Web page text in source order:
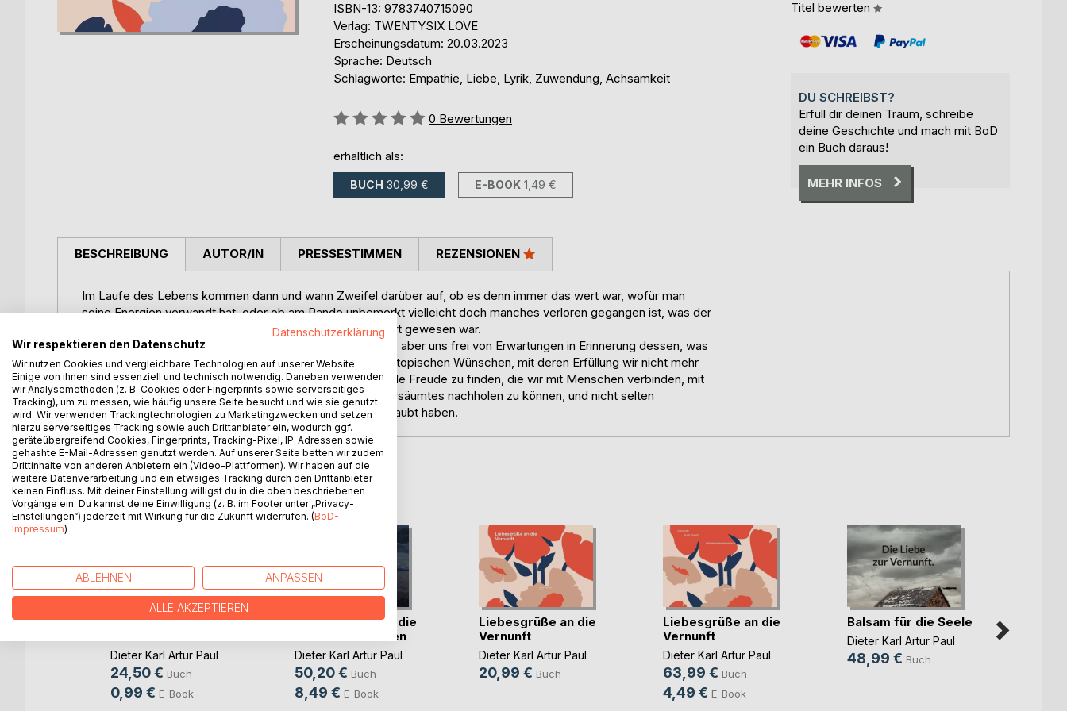
ISBN-13: 9783740715090
Verlag: TWENTYSIX LOVE
Erscheinungsdatum: 20.03.2023
Sprache: Deutsch
Schlagworte: Empathie, Liebe, Lyrik, Zuwendung, Achsamkeit
Bewertung::
0 Bewertungen
erhältlich als:
BUCH 30,99 € E-BOOK 1,49 €
Titel bewerten
DU SCHREIBST?
Erfüll dir deinen Traum, schreibe
deine Geschichte und mach mit BoD
ein Buch daraus!
MEHR INFOS
BESCHREIBUNG
Im Laufe des Lebens kommen dann und wann Zweifel darüber auf, ob es denn immer das wert war, wofür man
seine Energien verwandt hat, oder ob am Rande unbemerkt vielleicht doch manches verloren gegangen ist, was der
Beachtung, Hinwendung oder Einfühlsamkeit viel eher wert gewesen wär.
So einfach nachholen lässt sich das dann zwar nicht mehr, aber uns frei von Erwartungen in Erinnerung dessen, was
hätte doch sein können, uns hinzugeben doch eigentlich utopischen Wünschen, mit deren Erfüllung wir nicht mehr
rechnen können, um dennoch in Tagträumen Trost und stille Freude zu finden, die wir mit Menschen verbinden, mit
denen wir im Traum gern das Wunder erleben würden, Versäumtes nachholen zu können, und nicht selten
geschehen doch noch Wunder, an die wir nicht mehr geglaubt haben.
AUTOR/IN PRESSESTIMMEN REZENSIONEN
WEITERE TITEL BEIBoD
Die Freiheit von der
Dieter Karl Artur Paul
24,50 € Buch
0,99 € E-Book
Sternschnuppen die
den Geist erhellen
Dieter Karl Artur Paul
50,20 € Buch
8,49 € E-Book
Liebesgrüße an die
Vernunft
Dieter Karl Artur Paul
20,99 € Buch
Liebesgrüße an die
Vernunft
Dieter Karl Artur Paul
63,99 € Buch
4,49 € E-Book
Balsam für die Seele
Dieter Karl Artur Paul
48,99 € Buch
Datenschutzerklärung
Wir respektieren den Datenschutz
Wir nutzen Cookies und vergleichbare Technologien auf unserer Website.
Einige von ihnen sind essenziell und technisch notwendig. Daneben verwenden
wir Analysemethoden (z. B. Cookies oder Fingerprints sowie serverseitiges
Tracking), um zu messen, wie häufig unsere Seite besucht und wie sie genutzt
wird. Wir verwenden Trackingtechnologien zu Marketingzwecken und setzen
hierzu serverseitiges Tracking sowie auch Drittanbieter ein, wodurch ggf.
geräteübergreifend Cookies, Fingerprints, Tracking-Pixel, IP-Adressen sowie
gehashte E-Mail-Adressen genutzt werden. Auf unserer Seite betten wir zudem
Drittinhalte von anderen Anbietern ein (Video-Plattformen). Wir haben auf die
weitere Datenverarbeitung und ein etwaiges Tracking durch den Drittanbieter
keinen Einfluss. Mit deiner Einstellung willigst du in die oben beschriebenen
Vorgänge ein. Du kannst deine Einwilligung (z. B. im Footer unter „Privacy-
Einstellungen“) jederzeit mit Wirkung für die Zukunft widerrufen. (BoD-
Impressum)
ABLEHNEN ANPASSEN
ALLE AKZEPTIEREN